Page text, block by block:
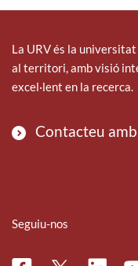
La URV és la
al territori, amb visió
excel·lent en la recerca.
Contacteu
Seguiu-nos